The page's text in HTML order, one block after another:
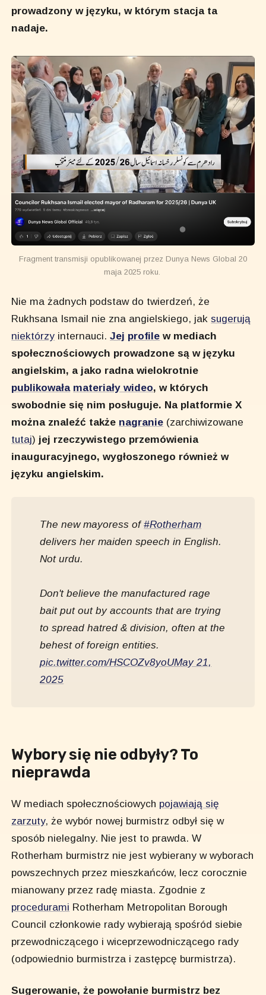
prowadzony w języku, w którym stacja ta
nadaje.
Fragment transmisji opublikowanej przez Dunya News Global 20
maja 2025 roku.
Nie ma żadnych podstaw do twierdzeń, że
Rukhsana Ismail nie zna angielskiego, jak sugerują
niektórzy internauci.Jej profile w mediach
społecznościowych prowadzone są w języku
angielskim, a jako radna wielokrotnie
publikowała materiały wideo, w których
swobodnie się nim posługuje. Na platformie X
można znaleźć także nagranie (zarchiwizowane
tutaj) jej rzeczywistego przemówienia
inauguracyjnego, wygłoszonego również w
języku angielskim.
The new mayoress of#Rotherham
delivers her maiden speech in English.
Not urdu.
Don't believe the manufactured rage
bait put out by accounts that are trying
to spread hatred & division, often at the
behest of foreign entities.
pic.twitter.com/HSCOZv8yoUMay 21,
2025
Wybory się nie odbyły? To
nieprawda
W mediach społecznościowych pojawiają się
zarzuty, że wybór nowej burmistrz odbył się w
sposób nielegalny. Nie jest to prawda. W
Rotherham burmistrz nie jest wybierany w wyborach
powszechnych przez mieszkańców, lecz corocznie
mianowany przez radę miasta. Zgodnie z
procedurami Rotherham Metropolitan Borough
Council członkowie rady wybierają spośród siebie
przewodniczącego i wiceprzewodniczącego rady
(odpowiednio burmistrza i zastępcę burmistrza).
Sugerowanie, że powołanie burmistrz bez